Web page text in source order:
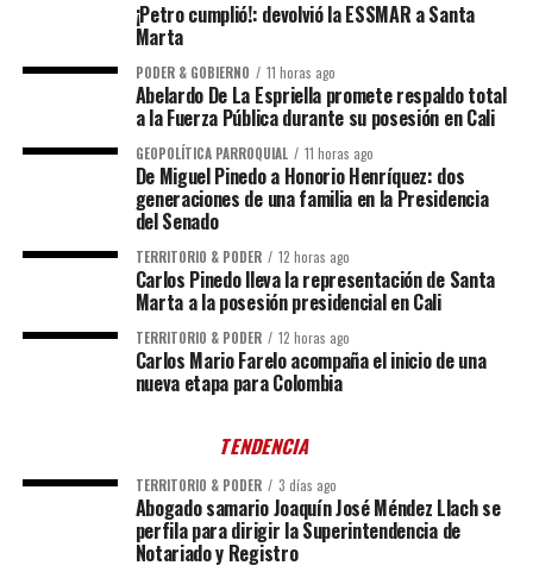
¡Petro cumplió!: devolvió la ESSMAR a Santa
Marta
PODER & GOBIERNO 11 horas ago
Abelardo De La Espriella promete respaldo total
a la Fuerza Pública durante su posesión en Cali
GEOPOLÍTICA PARROQUIAL 11 horas ago
De Miguel Pinedo a Honorio Henríquez: dos
generaciones de una familia en la Presidencia
del Senado
TERRITORIO & PODER 12 horas ago
Carlos Pinedo lleva la representación de Santa
Marta a la posesión presidencial en Cali
TERRITORIO & PODER 12 horas ago
Carlos Mario Farelo acompaña el inicio de una
nueva etapa para Colombia
TENDENCIA
TERRITORIO & PODER 3 días ago
Abogado samario Joaquín José Méndez Llach se
perfila para dirigir la Superintendencia de
Notariado y Registro